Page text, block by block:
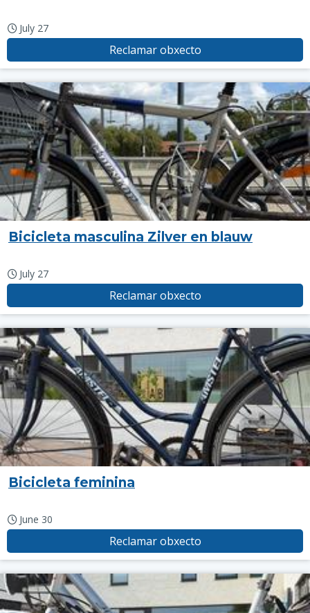
July 27
Reclamar obxecto
Bicicleta masculina Zilver en blauw
July 27
Reclamar obxecto
Bicicleta feminina
June 30
Reclamar obxecto